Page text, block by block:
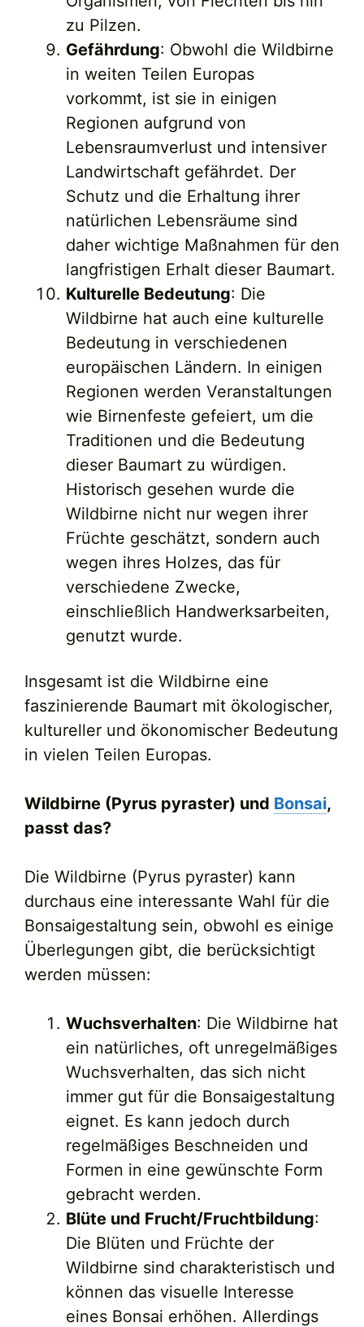
zu Pilzen.
Gefährdung: Obwohl die Wildbirne
in weiten Teilen Europas
vorkommt, ist sie in einigen
Regionen aufgrund von
Lebensraumverlust und intensiver
Landwirtschaft gefährdet. Der
Schutz und die Erhaltung ihrer
natürlichen Lebensräume sind
daher wichtige Maßnahmen für den
langfristigen Erhalt dieser Baumart.
Kulturelle Bedeutung: Die
Wildbirne hat auch eine kulturelle
Bedeutung in verschiedenen
europäischen Ländern. In einigen
Regionen werden Veranstaltungen
wie Birnenfeste gefeiert, um die
Traditionen und die Bedeutung
dieser Baumart zu würdigen.
Historisch gesehen wurde die
Wildbirne nicht nur wegen ihrer
Früchte geschätzt, sondern auch
wegen ihres Holzes, das für
verschiedene Zwecke,
einschließlich Handwerksarbeiten,
genutzt wurde.
Insgesamt ist die Wildbirne eine
faszinierende Baumart mit ökologischer,
kultureller und ökonomischer Bedeutung
in vielen Teilen Europas.
Wildbirne (Pyrus pyraster) und Bonsai,
passt das?
Die Wildbirne (Pyrus pyraster) kann
durchaus eine interessante Wahl für die
Bonsaigestaltung sein, obwohl es einige
Überlegungen gibt, die berücksichtigt
werden müssen:
Wuchsverhalten: Die Wildbirne hat
ein natürliches, oft unregelmäßiges
Wuchsverhalten, das sich nicht
immer gut für die Bonsaigestaltung
eignet. Es kann jedoch durch
regelmäßiges Beschneiden und
Formen in eine gewünschte Form
gebracht werden.
Blüte und Frucht/Fruchtbildung:
Die Blüten und Früchte der
Wildbirne sind charakteristisch und
können das visuelle Interesse
eines Bonsai erhöhen. Allerdings